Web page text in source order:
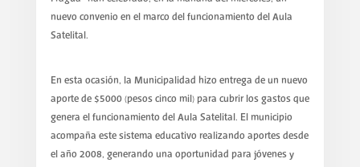
nuevo convenio en el marco del funcionamiento del Aula
Satelital.
En esta ocasión, la Municipalidad hizo entrega de un nuevo
aporte de $5000 (pesos cinco mil) para cubrir los gastos que
genera el funcionamiento del Aula Satelital. El municipio
acompaña este sistema educativo realizando aportes desde
el año 2008, generando una oportunidad para jóvenes y